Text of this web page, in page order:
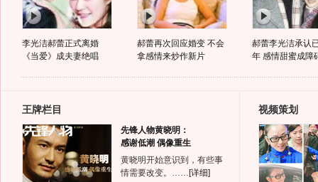
李光洁郝蕾正式离婚
《当爱》成夫妻绝唱
郝蕾再次回应婚变 不会
拿感情来炒作新片
郝蕾李光洁承认
年 感情甜蜜成障
王牌栏目
先锋人物黄晓明：
感谢低潮 偶像重生
黄晓明开始意识到，有些事
情需要改变。…… [详细]
视频策划